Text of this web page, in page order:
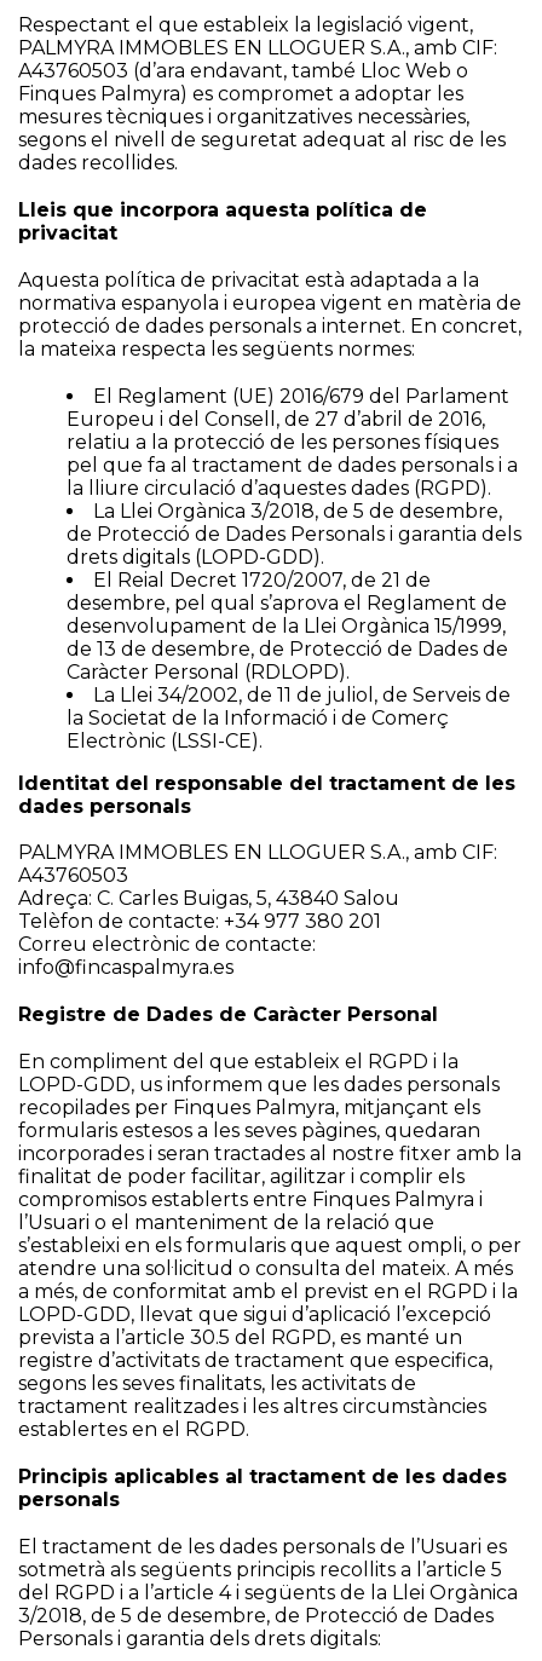
Respectant el que estableix la legislació vigent,
PALMYRA IMMOBLES EN LLOGUER S.A., amb CIF:
A43760503 (d’ara endavant, també Lloc Web o
Finques Palmyra) es compromet a adoptar les
mesures tècniques i organitzatives necessàries,
segons el nivell de seguretat adequat al risc de les
dades recollides.
Lleis que incorpora aquesta política de
privacitat
Aquesta política de privacitat està adaptada a la
normativa espanyola i europea vigent en matèria de
protecció de dades personals a internet. En concret,
la mateixa respecta les següents normes:
El Reglament (UE) 2016/679 del Parlament
Europeu i del Consell, de 27 d’abril de 2016,
relatiu a la protecció de les persones físiques
pel que fa al tractament de dades personals i a
la lliure circulació d’aquestes dades (RGPD).
La Llei Orgànica 3/2018, de 5 de desembre,
de Protecció de Dades Personals i garantia dels
drets digitals (LOPD-GDD).
El Reial Decret 1720/2007, de 21 de
desembre, pel qual s’aprova el Reglament de
desenvolupament de la Llei Orgànica 15/1999,
de 13 de desembre, de Protecció de Dades de
Caràcter Personal (RDLOPD).
La Llei 34/2002, de 11 de juliol, de Serveis de
la Societat de la Informació i de Comerç
Electrònic (LSSI-CE).
Identitat del responsable del tractament de les
dades personals
PALMYRA IMMOBLES EN LLOGUER S.A., amb CIF:
A43760503
Adreça: C. Carles Buigas, 5, 43840 Salou
Telèfon de contacte: +34 977 380 201
Correu electrònic de contacte:
info@fincaspalmyra.es
Registre de Dades de Caràcter Personal
En compliment del que estableix el RGPD i la
LOPD-GDD, us informem que les dades personals
recopilades per Finques Palmyra, mitjançant els
formularis estesos a les seves pàgines, quedaran
incorporades i seran tractades al nostre fitxer amb la
finalitat de poder facilitar, agilitzar i complir els
compromisos establerts entre Finques Palmyra i
l’Usuari o el manteniment de la relació que
s’estableixi en els formularis que aquest ompli, o per
atendre una sol·licitud o consulta del mateix. A més
a més, de conformitat amb el previst en el RGPD i la
LOPD-GDD, llevat que sigui d’aplicació l’excepció
prevista a l’article 30.5 del RGPD, es manté un
registre d’activitats de tractament que especifica,
segons les seves finalitats, les activitats de
tractament realitzades i les altres circumstàncies
establertes en el RGPD.
Principis aplicables al tractament de les dades
personals
El tractament de les dades personals de l’Usuari es
sotmetrà als següents principis recollits a l’article 5
del RGPD i a l’article 4 i següents de la Llei Orgànica
3/2018, de 5 de desembre, de Protecció de Dades
Personals i garantia dels drets digitals: